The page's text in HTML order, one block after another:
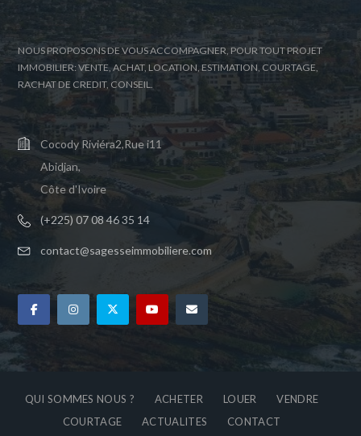
NOUS PROPOSONS DE VOUS ACCOMPAGNER, POUR TOUT PROJET
IMMOBILIER: VENTE, ACHAT, LOCATION, ESTIMATION, COURTAGE,
RACHAT DE CREDIT, CONSEIL.
Cocody Riviéra2,Rue i11
Abidjan,
Côte d'Ivoire
(+225) 07 08 46 35 14
contact@sagesseimmobiliere.com
QUI SOMMES NOUS ? ACHETER LOUER
VENDRE
COURTAGE
ACTUALITES CONTACT